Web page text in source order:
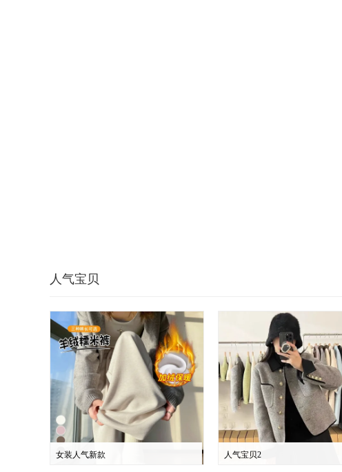
人气宝贝
女装人气新款 人气宝贝2